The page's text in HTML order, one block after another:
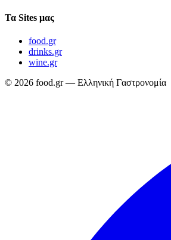
Τα Sites μας
food.gr
drinks.gr
wine.gr
© 2026 food.gr — Ελληνική Γαστρονομία